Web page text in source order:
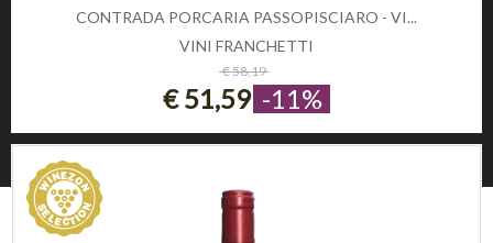
ESAURITO
CONTRADA PORCARIA PASSOPISCIARO - VI...
VINI FRANCHETTI
€ 58,19
€ 51,59 -11%